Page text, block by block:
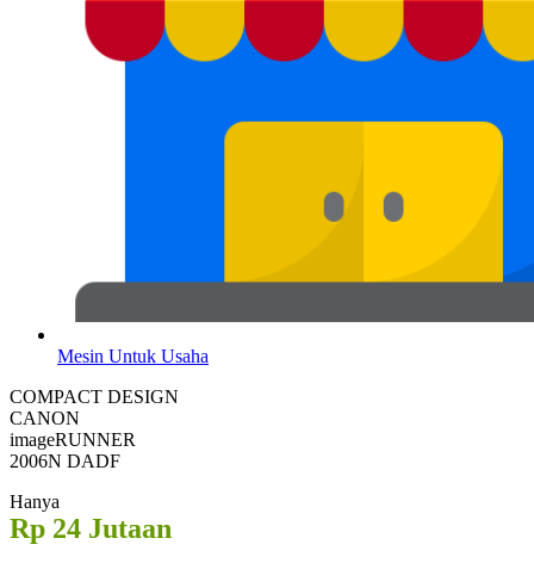
Mesin Untuk Usaha
COMPACT DESIGN
CANON
imageRUNNER
2006N DADF
Hanya
Rp 24 Jutaan